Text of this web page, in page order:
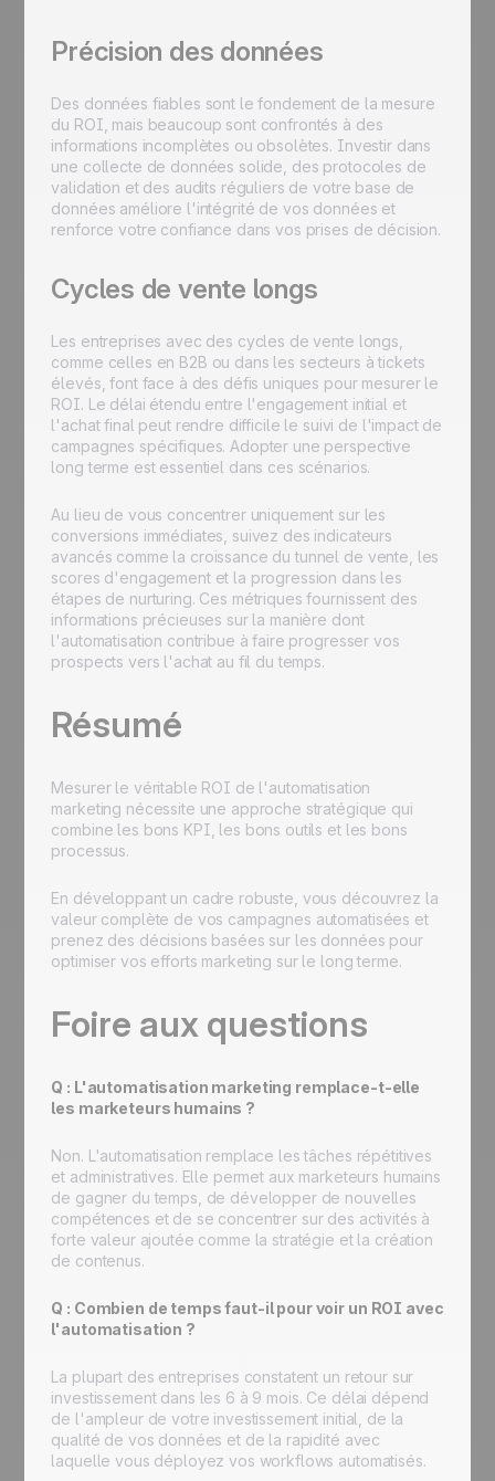
Précision des données
Des données fiables sont le fondement de la mesure
du ROI, mais beaucoup sont confrontés à des
informations incomplètes ou obsolètes. Investir dans
une collecte de données solide, des protocoles de
validation et des audits réguliers de votre base de
données améliore l'intégrité de vos données et
renforce votre confiance dans vos prises de décision.
Cycles de vente longs
Les entreprises avec des cycles de vente longs,
comme celles en B2B ou dans les secteurs à tickets
élevés, font face à des défis uniques pour mesurer le
ROI. Le délai étendu entre l'engagement initial et
l'achat final peut rendre difficile le suivi de l'impact de
campagnes spécifiques. Adopter une perspective
long terme est essentiel dans ces scénarios.
Au lieu de vous concentrer uniquement sur les
conversions immédiates, suivez des indicateurs
avancés comme la croissance du tunnel de vente, les
scores d'engagement et la progression dans les
étapes de nurturing. Ces métriques fournissent des
informations précieuses sur la manière dont
l'automatisation contribue à faire progresser vos
prospects vers l'achat au fil du temps.
Résumé
Mesurer le véritable ROI de l'automatisation
marketing nécessite une approche stratégique qui
combine les bons KPI, les bons outils et les bons
processus.
En développant un cadre robuste, vous découvrez la
valeur complète de vos campagnes automatisées et
prenez des décisions basées sur les données pour
optimiser vos efforts marketing sur le long terme.
Foire aux questions
Q : L'automatisation marketing remplace-t-elle
les marketeurs humains ?
Non. L'automatisation remplace les tâches répétitives
et administratives. Elle permet aux marketeurs humains
de gagner du temps, de développer de nouvelles
compétences et de se concentrer sur des activités à
forte valeur ajoutée comme la stratégie et la création
de contenus.
Q : Combien de temps faut-il pour voir un ROI avec
l'automatisation ?
La plupart des entreprises constatent un retour sur
investissement dans les 6 à 9 mois. Ce délai dépend
de l'ampleur de votre investissement initial, de la
qualité de vos données et de la rapidité avec
laquelle vous déployez vos workflows automatisés.